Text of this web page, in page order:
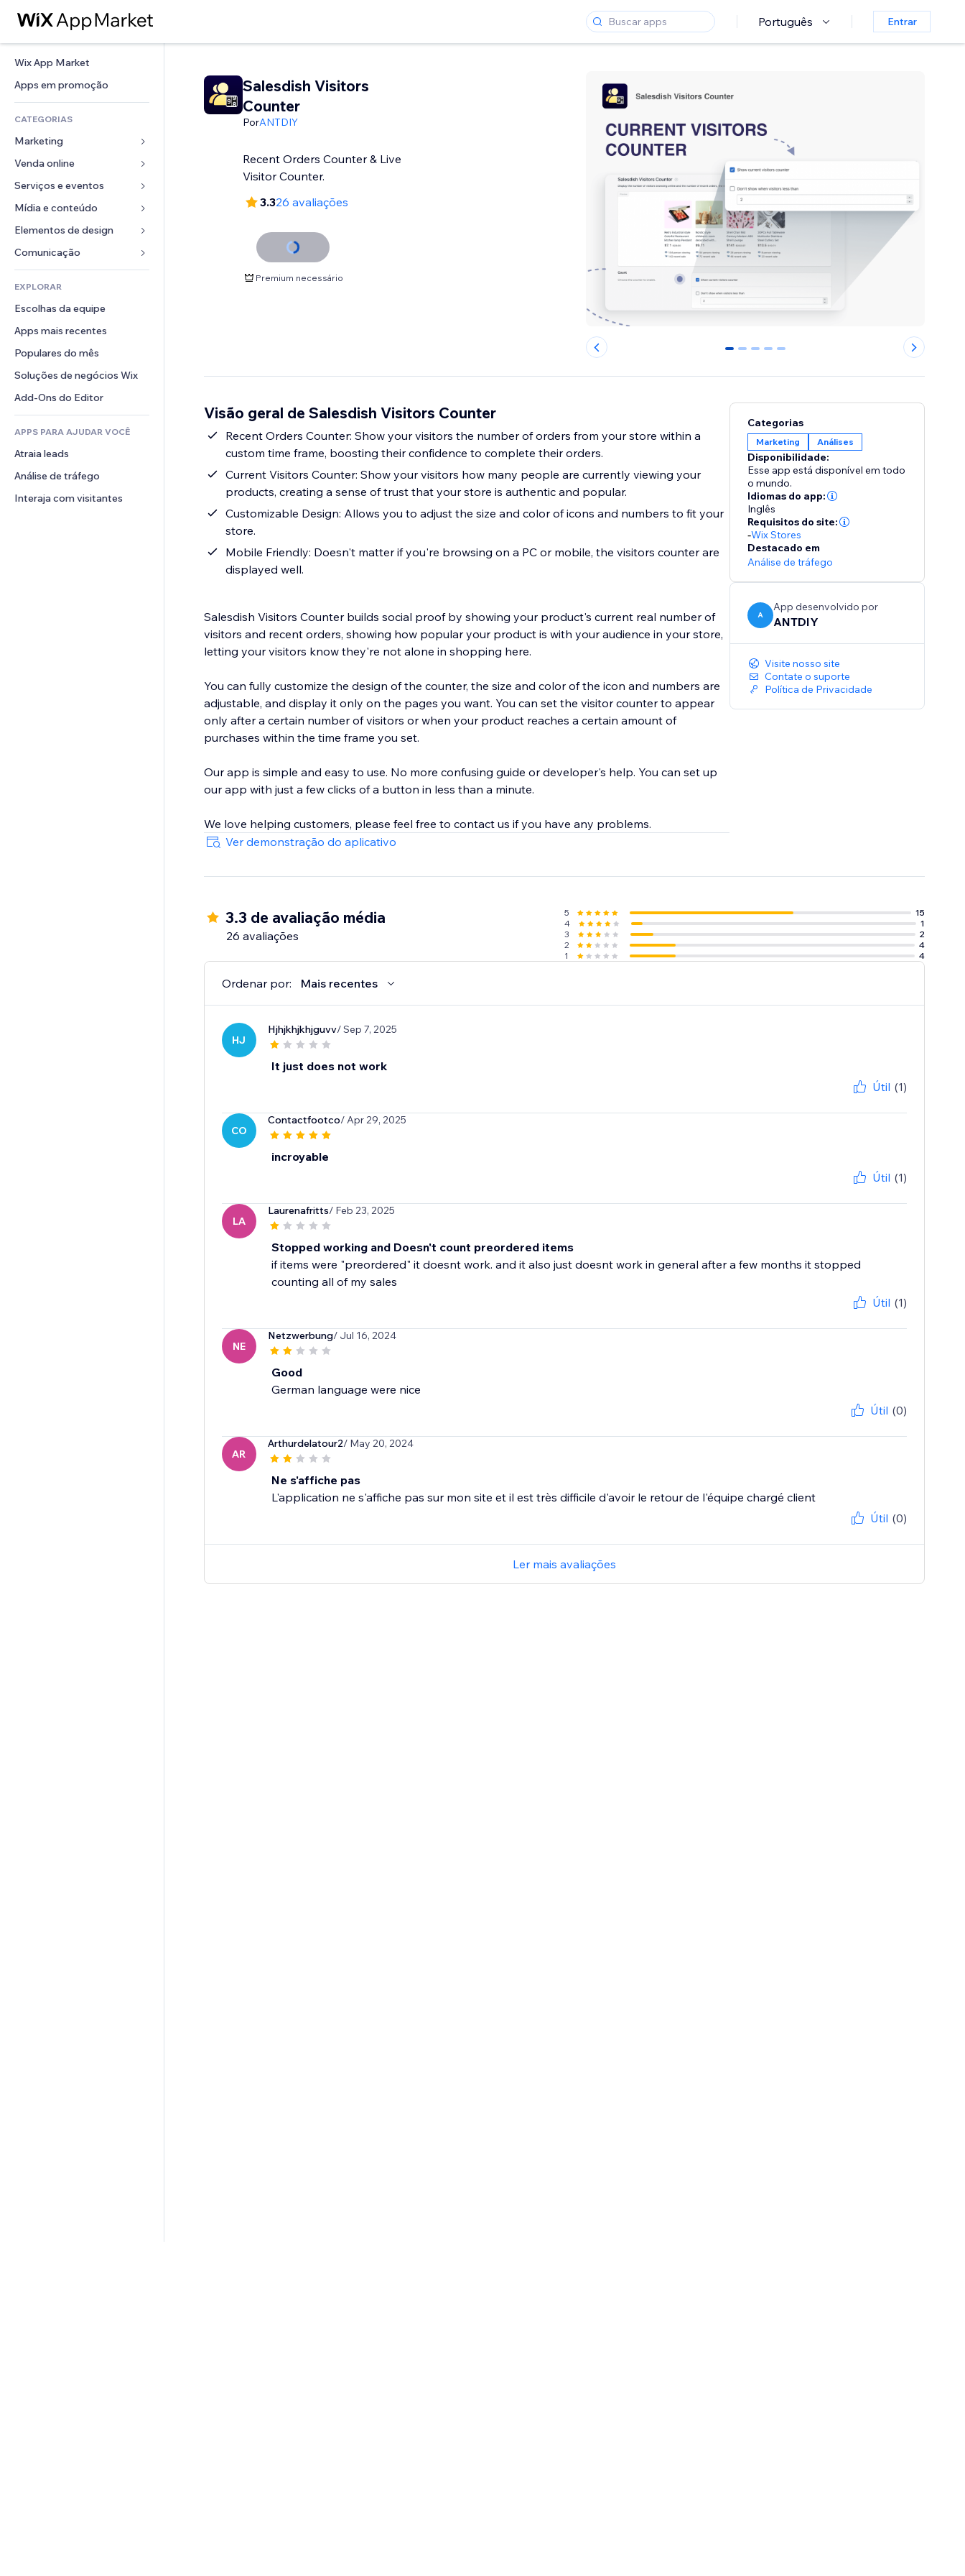
Português Entrar
Wix App Market
Apps em promoção
CATEGORIAS
Marketing
Anúncios
Mobile
Análises
Listas do site
Email
Venda online
Apps para lojas
Frete e entrega
Botões de venda
Contabilidade
Cupons e fidelidade
Soluções de armazenamento
Serviços e eventos
Hotéis
Eventos
Restaurantes
Imobiliária
Meus agendamentos
Mídia e conteúdo
Galeria
Músicas
Podcasts
Fotografia
Vídeo
PDF
Compartilhamento de arquivos
Notícias
Elementos de design
Mapas e navegação
Privacidade e segurança
Relógio
Templates de página
Efeitos de imagem
Botões e menus
Banners e selos
Calculadoras
Busca
Previsão do tempo
Tabelas e gráficos
Formulários
Enquetes
Chat
Comentários
Telefone
Comunidade
Avaliações e depoimentos
CRM
EXPLORAR
Escolhas da equipe
Apps mais recentes
Populares do mês
Soluções de negócios Wix
Add-Ons do Editor
APPS PARA AJUDAR VOCÊ
Atraia leads
Análise de tráfego
Interaja com visitantes
Salesdish Visitors
Counter
PorANTDIY
Recent Orders Counter & Live
Visitor Counter.
3.326 avaliações
Premium necessário
0 1 2 3 4
Visão geral de Salesdish Visitors Counter
Recent Orders Counter: Show your visitors the number of orders from your store within a
custom time frame, boosting their confidence to complete their orders.
Current Visitors Counter: Show your visitors how many people are currently viewing your
products, creating a sense of trust that your store is authentic and popular.
Customizable Design: Allows you to adjust the size and color of icons and numbers to fit your
store.
Mobile Friendly: Doesn't matter if you're browsing on a PC or mobile, the visitors counter are
displayed well.
Salesdish Visitors Counter builds social proof by showing your product's current real number of
visitors and recent orders, showing how popular your product is with your audience in your store,
letting your visitors know they're not alone in shopping here.
You can fully customize the design of the counter, the size and color of the icon and numbers are
adjustable, and display it only on the pages you want. You can set the visitor counter to appear
only after a certain number of visitors or when your product reaches a certain amount of
purchases within the time frame you set.
Our app is simple and easy to use. No more confusing guide or developer's help. You can set up
our app with just a few clicks of a button in less than a minute.
We love helping customers, please feel free to contact us if you have any problems.
Ver demonstração do aplicativo
Categorias
Marketing Análises
Disponibilidade:
Esse app está disponível em todo
o mundo.
Idiomas do app:
Inglês
Requisitos do site:
-Wix Stores
Destacado em
Análise de tráfego
A
App desenvolvido por
ANTDIY
Visite nosso site
Contate o suporte
Política de Privacidade
3.3 de avaliação média
26 avaliações
5
15
4
1
3
2
2
4
1
4
Ordenar por: Mais recentes
HJ
Hjhjkhjkhjguvv/ Sep 7, 2025
It just does not work
Útil (1)
CO
Contactfootco/ Apr 29, 2025
incroyable
Útil (1)
LA
Laurenafritts/ Feb 23, 2025
Stopped working and Doesn't count preordered items
if items were "preordered" it doesnt work. and it also just doesnt work in general after a few months it stopped
counting all of my sales
Útil (1)
NE
Netzwerbung/ Jul 16, 2024
Good
German language were nice
Útil (0)
AR
Arthurdelatour2/ May 20, 2024
Ne s'affiche pas
L'application ne s'affiche pas sur mon site et il est très difficile d'avoir le retour de l'équipe chargé client
Útil (0)
Ler mais avaliações